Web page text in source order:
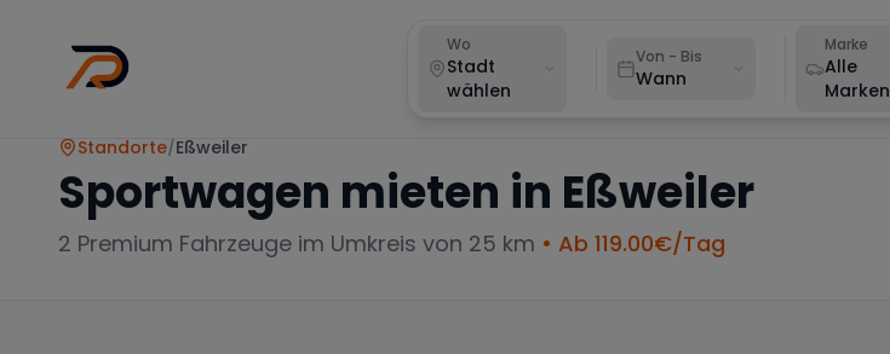
Wo
Stadt
wählen
Von - Bis
Wann
Marke
Alle
Marken
Standorte/Eßweiler
Sportwagen mieten in Eßweiler
2 Premium Fahrzeuge im Umkreis von 25 km • Ab 119.00€/Tag